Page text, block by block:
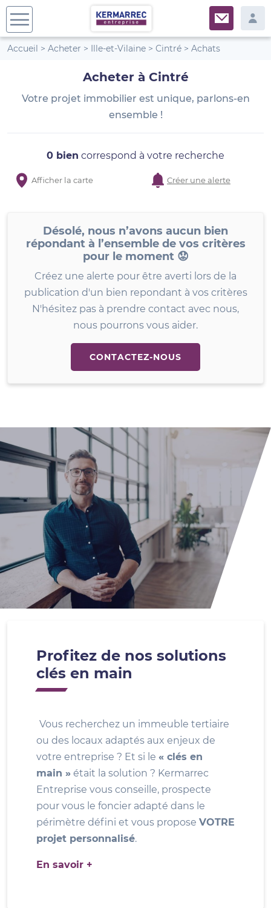
Accueil > Acheter > Ille-et-Vilaine > Cintré > Achats
Acheter à Cintré
Votre projet immobilier est unique, parlons-en
ensemble !
0 bien correspond à votre recherche
Afficher la carte Créer une alerte
Désolé, nous n’avons aucun bien
répondant à l’ensemble de vos critères
pour le moment 😟
Créez une alerte pour être averti lors de la
publication d'un bien repondant à vos critères
N'hésitez pas à prendre contact avec nous,
nous pourrons vous aider.
CONTACTEZ-NOUS
Profitez de nos solutions
clés en main
Vous recherchez un immeuble tertiaire
ou des locaux adaptés aux enjeux de
votre entreprise ? Et si le « clés en
main » était la solution ? Kermarrec
Entreprise vous conseille, prospecte
pour vous le foncier adapté dans le
périmètre défini et vous propose VOTRE
projet personnalisé.
En savoir +